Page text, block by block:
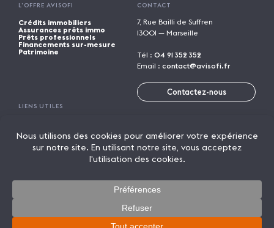
L’OFFRE AVISOFI
Crédits immobiliers
Assurances prêts immo
Prêts professionnels
Financements sur-mesure
Patrimoine
CONTACT
7, Rue Bailli de Suffren
13001 — Marseille
Tél : 04 91 352 352
Email : contact@avisofi.fr
Contactez-nous
LIENS UTILES
Trouver une agence
Parrainage
Rejoindre Avisofi
Candidature spontanée
Licence de marque
Lexique
Mentions légales
Politique de confidentialité
© 2026 AVISOFI
Un crédit vous engage et doit être remboursé. Vérifiez vos